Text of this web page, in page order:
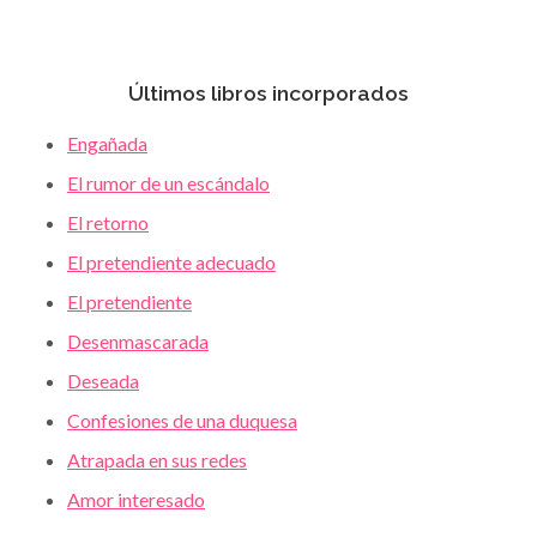
Últimos libros incorporados
Engañada
El rumor de un escándalo
El retorno
El pretendiente adecuado
El pretendiente
Desenmascarada
Deseada
Confesiones de una duquesa
Atrapada en sus redes
Amor interesado